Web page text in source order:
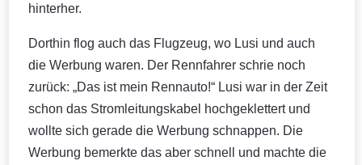
hinterher.
Dorthin flog auch das Flugzeug, wo Lusi und auch
die Werbung waren. Der Rennfahrer schrie noch
zurück: „Das ist mein Rennauto!“ Lusi war in der Zeit
schon das Stromleitungskabel hochgeklettert und
wollte sich gerade die Werbung schnappen. Die
Werbung bemerkte das aber schnell und machte die